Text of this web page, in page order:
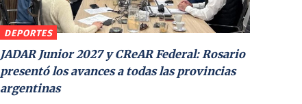
DEPORTES
JADAR Junior 2027 y CReAR Federal: Rosario
presentó los avances a todas las provincias
argentinas